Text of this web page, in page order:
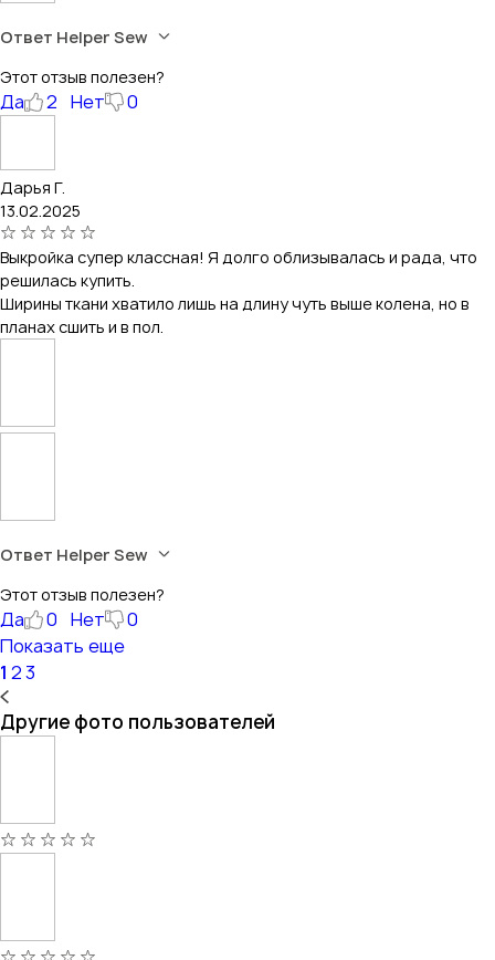
Ответ Helper Sew
Этот отзыв полезен?
Да 2 Нет 0
Дарья Г.
13.02.2025
Выкройка супер классная! Я долго облизывалась и рада, что
решилась купить.
Ширины ткани хватило лишь на длину чуть выше колена, но в
планах сшить и в пол.
Ответ Helper Sew
Этот отзыв полезен?
Да 0 Нет
0
Показать еще
1 23
Другие фото пользователей